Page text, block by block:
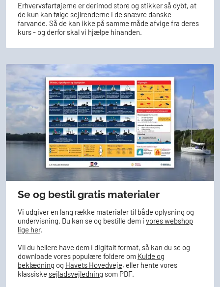
Erhvervsfartøjerne er derimod store og stikker så dybt, at
de kun kan følge sejlrenderne i de snævre danske
farvande. Så de kan ikke på samme måde afvige fra deres
kurs - og derfor skal vi hjælpe hinanden.
Se og bestil gratis materialer
Vi udgiver en lang række materialer til både oplysning og
undervisning. Du kan se og bestille dem i vores webshop
lige her.
Vil du hellere have dem i digitalt format, så kan du se og
downloade vores populære foldere om Kulde og
beklædning og Havets Hovedveje, eller hente vores
klassiske sejladsvejledning som PDF.